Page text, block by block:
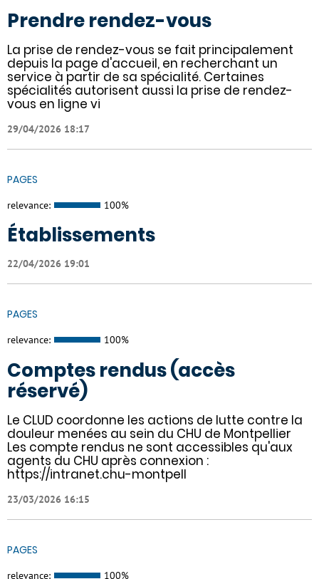
Prendre rendez-vous
La prise de rendez-vous se fait principalement
depuis la page d'accueil, en recherchant un
service à partir de sa spécialité. Certaines
spécialités autorisent aussi la prise de rendez-
vous en ligne vi
29/04/2026 18:17
PAGES
relevance: 100%
Établissements
22/04/2026 19:01
PAGES
relevance: 100%
Comptes rendus (accès
réservé)
Le CLUD coordonne les actions de lutte contre la
douleur menées au sein du CHU de Montpellier
Les compte rendus ne sont accessibles qu'aux
agents du CHU après connexion :
https://intranet.chu-montpell
23/03/2026 16:15
PAGES
relevance: 100%